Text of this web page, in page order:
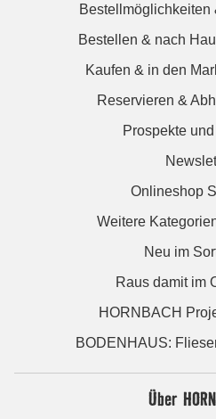
Bestellmöglichkeiten
Bestellen & nach
Kaufen & in den
Reservieren &
Prospekte
Onlineshop
Weitere
Neu im
Raus damit im
HORNBACH
BODENHAUS:
Über